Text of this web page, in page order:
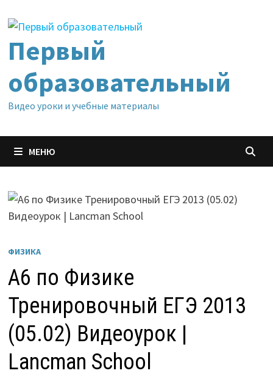
содержимому
Первый
образовательный
Видео уроки и учебные материалы
МЕНЮ
ФИЗИКА
А6 по Физике
Тренировочный ЕГЭ 2013
(05.02) Видеоурок |
Lancman School